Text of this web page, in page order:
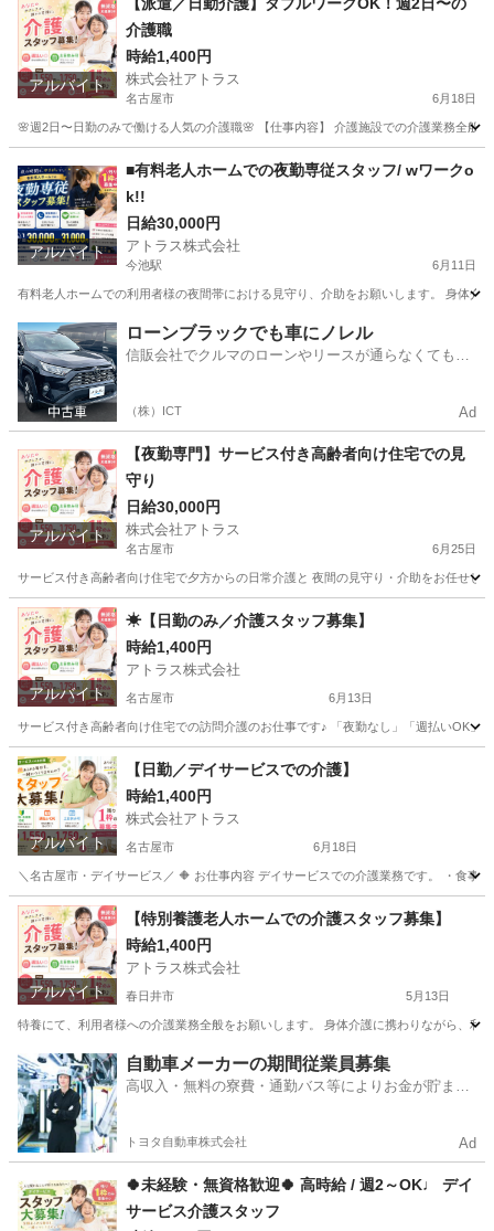
アルバイト
介護職
時給1,400円
株式会社アトラス
名古屋市 6月18日
🌸週2日〜日勤のみで働ける人気の介護職🌸 【仕事内容】 介護施設での介護業務全般
介護士 時給
アルバイト
■有料老人ホームでの夜勤専従スタッフ/ wワークo
k!!
日給30,000円
アトラス株式会社
今池駅 6月11日
有料老人ホームでの利用者様の夜間帯における見守り、介助をお願いします。 身体
愛知 名古屋市 今池駅 介護 スタッフ
ローンブラックでも車にノレル
信販会社でクルマのローンやリースが通らなくてもク
（株）ICT Ad
アルバイト
【夜勤専門】サービス付き高齢者向け住宅での見
守り
日給30,000円
株式会社アトラス
名古屋市 6月25日
サービス付き高齢者向け住宅で夕方からの日常介護と 夜間の見守り・介助をお任せし
愛知 名古屋市 介護 サービス付き高齢者向け住宅
アルバイト
☀【日勤のみ／介護スタッフ募集】
時給1,400円
アトラス株式会社
名古屋市 6月13日
サービス付き高齢者向け住宅での訪問介護のお仕事です♪ 「夜勤なし」「週払いOK
愛知 名古屋市 介護 サービス付き高齢者向け住宅
アルバイト
【日勤／デイサービスでの介護】
時給1,400円
株式会社アトラス
名古屋市 6月18日
＼名古屋市・デイサービス／ 🔶 お仕事内容 デイサービスでの介護業務です。 ・食事
愛知 名古屋市 介護士 時給
アルバイト
【特別養護老人ホームでの介護スタッフ募集】
時給1,400円
アトラス株式会社
春日井市 5月13日
特養にて、利用者様への介護業務全般をお願いします。 身体介護に携わりながら、
愛知 春日井市 介護 特別養護老人ホーム
自動車メーカーの期間従業員募集
高収入・無料の寮費・通勤バス等によりお金が貯まり
トヨタ自動車株式会社 Ad
🍀未経験・無資格歓迎🍀 高時給 / 週2～OK♩ デイ
サービス介護スタッフ